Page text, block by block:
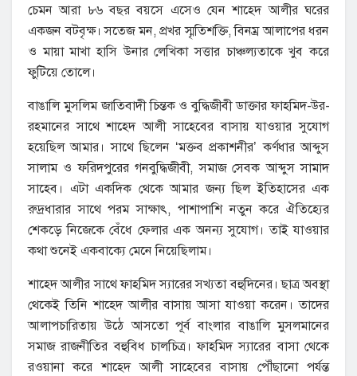
চেমন আরা ৮৬ বছর বয়সে এসেও যেন শাহেদ আলীর ঘরের
একজন বটবৃক্ষ। সতেজ মন, প্রখর স্মৃতিশক্তি, বিনম্র আলাপের ধরন
ও মায়া মাখা হাসি উনার লেখিকা সত্তার চাঞ্চল্যতাকে খুব করে
ফুটিয়ে তোলে।
বাঙালি মুসলিম জাতিবাদী চিন্তক ও বুদ্ধিজীবী ডাক্তার ফাহমিদ-উর-
রহমানের সাথে শাহেদ আলী সাহেবের বাসায় যাওয়ার সুযোগ
হয়েছিল আমার। সাথে ছিলেন ‘মক্তব প্রকাশনীর’ কর্ণধার আব্দুস
সালাম ও ফরিদপুরের গনবুদ্ধিজীবী, সমাজ সেবক আব্দুস সামাদ
সাহেব। এটা একদিক থেকে আমার জন্য ছিল ইতিহাসের এক
রুদ্রধারার সাথে পরম সাক্ষাৎ, পাশাপাশি নতুন করে ঐতিহ্যের
শেকড়ে নিজেকে বেঁধে ফেলার এক অনন্য সুযোগ। তাই যাওয়ার
কথা শুনেই একবাক্যে মেনে নিয়েছিলাম।
শাহেদ আলীর সাথে ফাহমিদ স্যারের সখ্যতা বহুদিনের। ছাত্র অবস্থা
থেকেই তিনি শাহেদ আলীর বাসায় আসা যাওয়া করেন। তাদের
আলাপচারিতায় উঠে আসতো পূর্ব বাংলার বাঙালি মুসলমানের
সমাজ রাজনীতির বহুবিধ চালচিত্র। ফাহমিদ স্যারের বাসা থেকে
রওয়ানা করে শাহেদ আলী সাহেবের বাসায় পৌঁছানো পর্যন্ত